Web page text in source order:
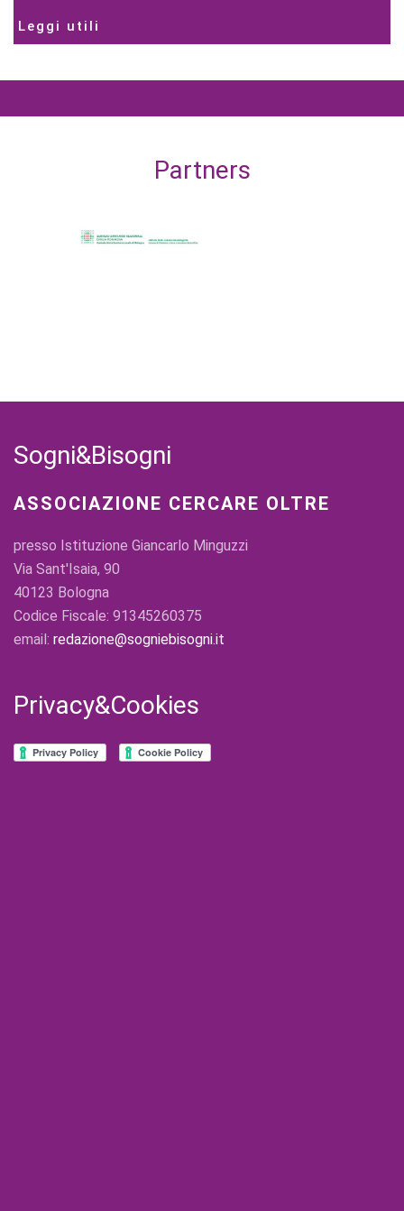
Leggi utili
Partners
Sogni&Bisogni
ASSOCIAZIONE CERCARE OLTRE
presso Istituzione Giancarlo Minguzzi
Via Sant'Isaia, 90
40123 Bologna
Codice Fiscale: 91345260375
email: redazione@sogniebisogni.it
Privacy&Cookies